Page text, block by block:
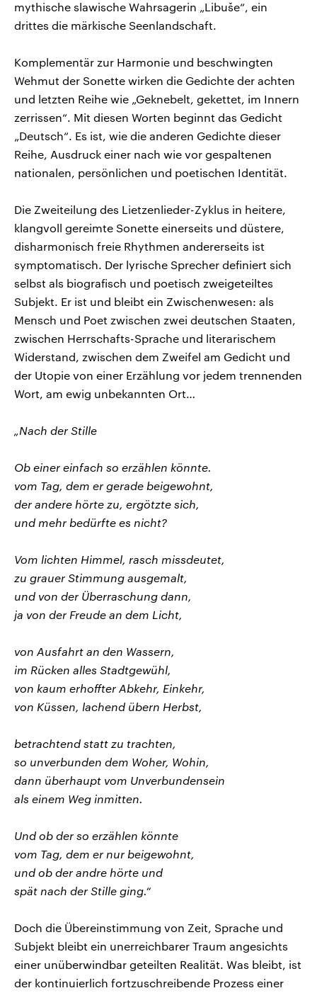
mythische slawische Wahrsagerin „Libuše“, ein
drittes die märkische Seenlandschaft.
Komplementär zur Harmonie und beschwingten
Wehmut der Sonette wirken die Gedichte der achten
und letzten Reihe wie „Geknebelt, gekettet, im Innern
zerrissen“. Mit diesen Worten beginnt das Gedicht
„Deutsch“. Es ist, wie die anderen Gedichte dieser
Reihe, Ausdruck einer nach wie vor gespaltenen
nationalen, persönlichen und poetischen Identität.
Die Zweiteilung des Lietzenlieder-Zyklus in heitere,
klangvoll gereimte Sonette einerseits und düstere,
disharmonisch freie Rhythmen andererseits ist
symptomatisch. Der lyrische Sprecher definiert sich
selbst als biografisch und poetisch zweigeteiltes
Subjekt. Er ist und bleibt ein Zwischenwesen: als
Mensch und Poet zwischen zwei deutschen Staaten,
zwischen Herrschafts-Sprache und literarischem
Widerstand, zwischen dem Zweifel am Gedicht und
der Utopie von einer Erzählung vor jedem trennenden
Wort, am ewig unbekannten Ort…
„Nach der Stille
Ob einer einfach so erzählen könnte.
vom Tag, dem er gerade beigewohnt,
der andere hörte zu, ergötzte sich,
und mehr bedürfte es nicht?
Vom lichten Himmel, rasch missdeutet,
zu grauer Stimmung ausgemalt,
und von der Überraschung dann,
ja von der Freude an dem Licht,
von Ausfahrt an den Wassern,
im Rücken alles Stadtgewühl,
von kaum erhoffter Abkehr, Einkehr,
von Küssen, lachend übern Herbst,
betrachtend statt zu trachten,
so unverbunden dem Woher, Wohin,
dann überhaupt vom Unverbundensein
als einem Weg inmitten.
Und ob der so erzählen könnte
vom Tag, dem er nur beigewohnt,
und ob der andre hörte und
spät nach der Stille ging.“
Doch die Übereinstimmung von Zeit, Sprache und
Subjekt bleibt ein unerreichbarer Traum angesichts
einer unüberwindbar geteilten Realität. Was bleibt, ist
der kontinuierlich fortzuschreibende Prozess einer